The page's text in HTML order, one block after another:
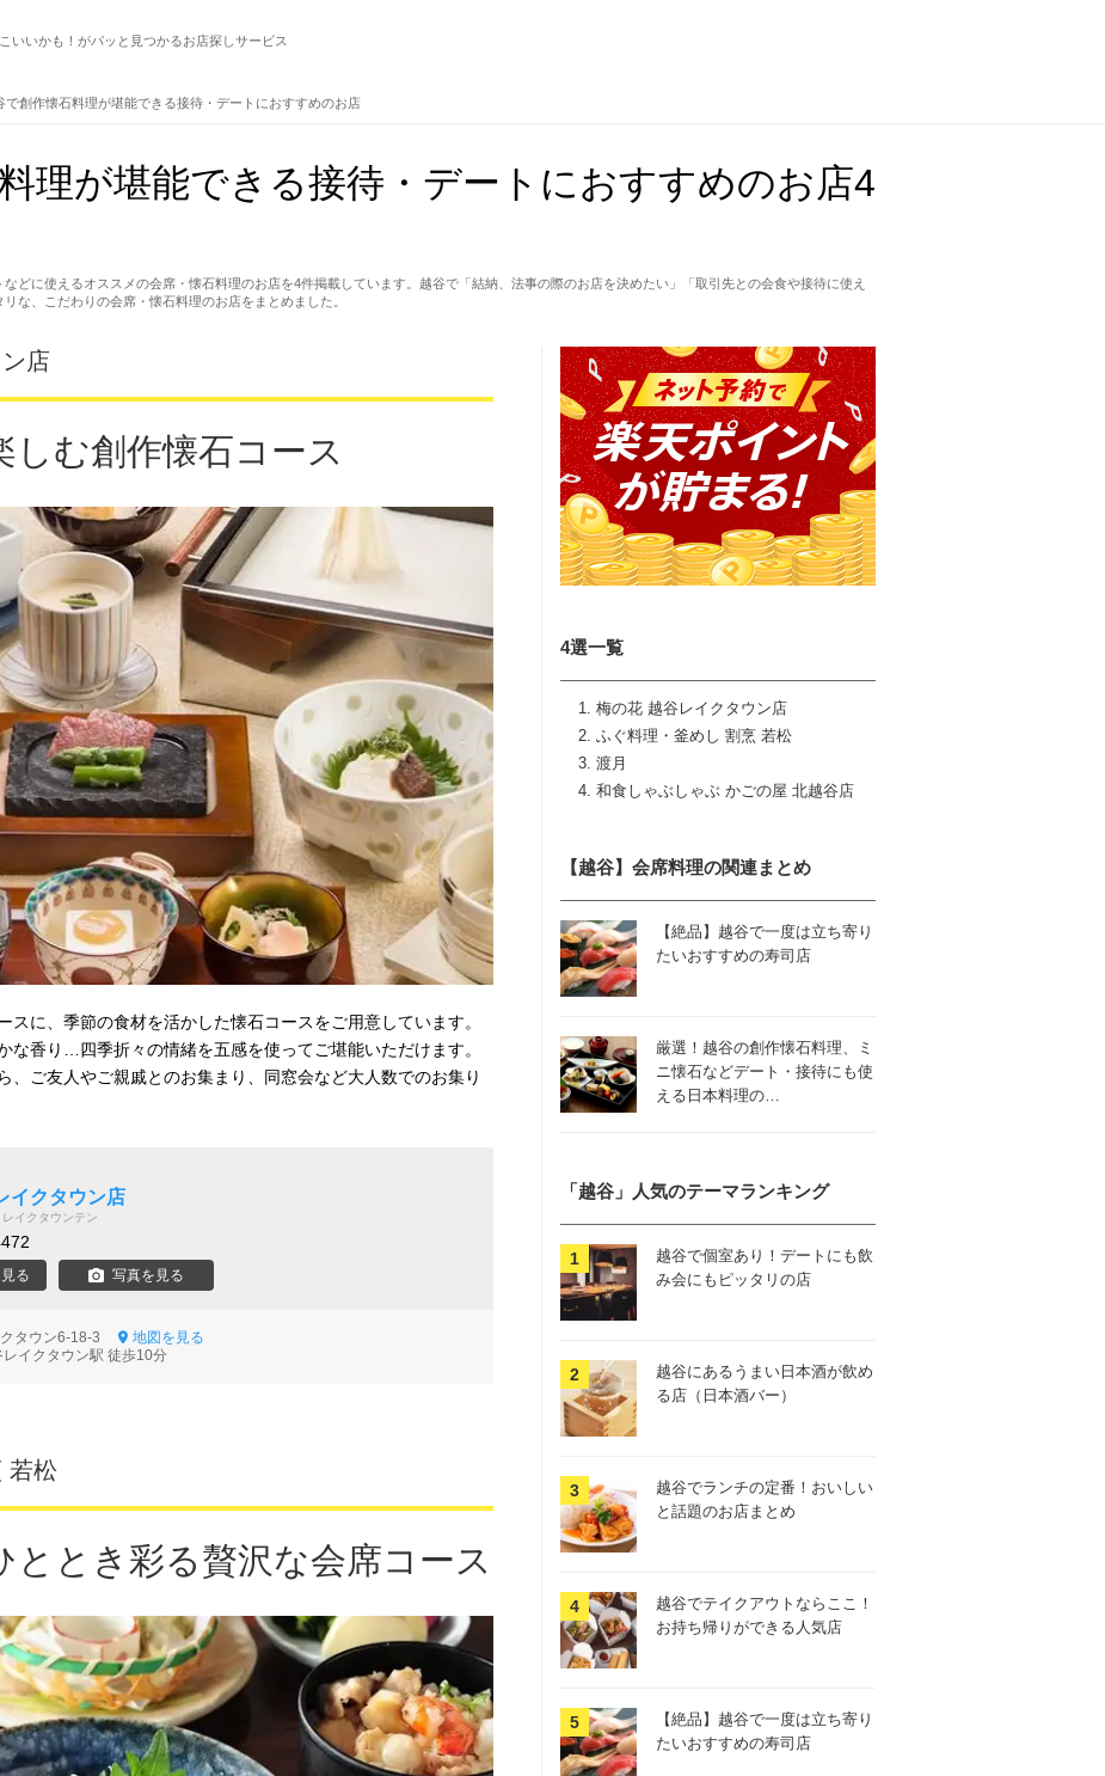
いいかも！がパッと見つかるお店探しサービス
で創作懐石料理が堪能できる接待・デートにおすすめのお店
理が堪能できる接待・デートにおすすめのお店4
どに使えるオススメの会席・懐石料理のお店を4件掲載しています。越谷で「結納、法事の際のお店を決めたい」「取引先との会食や接待に使え
な、こだわりの会席・懐石料理のお店をまとめました。
4選一覧
梅の花 越谷レイクタウン店
ふぐ料理・釜めし 割烹 若松
渡月
和食しゃぶしゃぶ かごの屋 北越谷店
店
しむ創作懐石コース
に、季節の食材を活かした懐石コースをご用意しています。
な香り…四季折々の情緒を五感を使ってご堪能いただけます。
、ご友人やご親戚とのお集まり、同窓会など大人数でのお集り
イクタウン店
イクタウンテン
る 写真を見る
クタウン6-18-3
地図を見る
レイクタウン駅 徒歩10分
若松
ととき彩る贅沢な会席コース
【越谷】会席料理の関連まとめ
【絶品】越谷で一度は立ち寄り
たいおすすめの寿司店
厳選！越谷の創作懐石料理、ミ
ニ懐石などデート・接待にも使
える日本料理の…
「越谷」人気のテーマランキング
越谷で個室あり！デートにも飲
み会にもピッタリの店
越谷にあるうまい日本酒が飲め
る店（日本酒バー）
越谷でランチの定番！おいしい
と話題のお店まとめ
越谷でテイクアウトならここ！
お持ち帰りができる人気店
【絶品】越谷で一度は立ち寄り
たいおすすめの寿司店